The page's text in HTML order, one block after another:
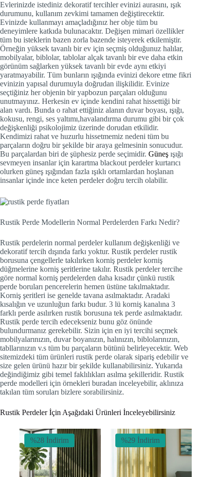
Evlerinizde istediniz dekoratif tercihler evinizi aurasını, ışık
durumunu, kullanım zevkimi tamamen değiştirecektir.
Evinizde kullanmayı amaçladığınız her obje tüm bu
deneyimlere katkıda bulunacaktır. Değişen mimari özellikler
tüm bu isteklerin bazen zorla bazende isteyerek etkilemiştir.
Örneğin yüksek tavanlı bir ev için seçmiş olduğunuz halılar,
mobilyalar, biblolar, tablolar alçak tavanlı bir eve daha etkin
görünüm sağlarken yüksek tavanlı bir evde aynı etkiyi
yaratmayabilir. Tüm bunların ışığında evinizi dekore etme fikri
evinizin yapısal durumuyla doğrudan ilişkilidir. Evinize
seçtiğiniz her objenin bir yapbozun parçaları olduğunu
unutmayınız. Herkesin ev içinde kendini rahat hissettiği bir
alan vardı. Bunda o rahat ettiğiniz alanın duvar boyası, ışığı,
kokusu, rengi, ses yaltımı,havalandırma durumu gibi bir çok
değişkenliği psikolojimiz üzerinde dorudan etkilidir.
Kendimizi rahat ve huzurlu hissetmemiz nedeni tüm bu
parçaların doğru bir şekilde bir araya gelmesinin sonucudur.
Bu parçalardan biri de şüphesiz perde seçimidir. Güneş ışığı
sevmeyen insanlar için karartma blackout perdeler kurtarıcı
olurken güneş ışığından fazla ışıklı ortamlardan hoşlanan
insanlar içinde ince keten perdeler doğru tercih olabilir.
Rustik Perde Modellerin Normal Perdelerden Farkı Nedir?
Rustik perdelerin normal perdeler kullanım değişkenliği ve
dekoratif tercih dışında farkı yoktur. Rustik perdeler rustik
borusuna çengellerle takılırken korniş perdeler korniş
düğmelerine korniş şeritlerine takılır. Rustik perdeler tercihe
göre normal korniş perdelerden daha kısadır çünkü rustik
perde boruları pencerelerin hemen üstüne takılmaktadır.
Korniş şeritleri ise genelde tavana asılmaktadır. Aradaki
kısalığın ve uzunluğun farkı budur. 3 lü korniş kanalına 3
farklı perde asılırken rustik borusuna tek perde asılmaktadır.
Rustik perde tercih edecekseniz bunu göz önünde
bulundurmanız gerekebilir. Sizin için en iyi tercihi seçmek
mobilyalarınızın, duvar boyanızın, halınızın, biblolarınızın,
tabllarınızın v.s tüm bu parçaların bütünü belirleyecektir. Web
sitemizdeki tüm ürünleri rustik perde olarak sipariş edebilir ve
size gelen ürünü hazır bir şekilde kullanabilirsiniz. Yukarıda
değindiğimiz gibi temel faklılıkları asılma şekilleridir. Rustik
perde modelleri için örnekleri buradan inceleyebilir, aklınıza
takılan tüm soruları bizlere sorabilirsiniz.
Rustik Perdeler İçin Aşağıdaki Ürünleri İnceleyebilirsiniz
%28 İndirim %29 İndirim